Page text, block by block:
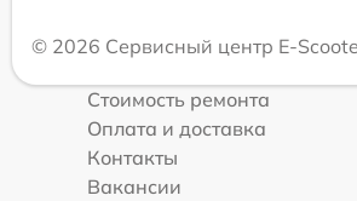
© 2026 Сервисный центр E-
Стоимость ремонта
Оплата и доставка
Контакты
Вакансии